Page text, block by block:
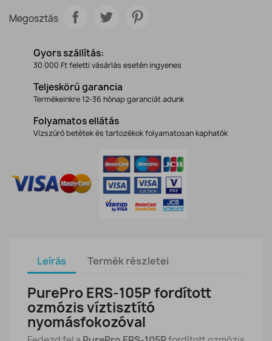
Megosztás
Gyors szállítás:
30 000 Ft feletti vásárlás esetén ingyenes
Teljeskörű garancia
Termékeinkre 12-36 hónap garanciát adunk
Folyamatos ellátás
Vízszűrő betétek és tartozékok folyamatosan kaphatók
Leírás Termék részletei
PurePro ERS-105P fordított
ozmózis víztisztító
nyomásfokozóval